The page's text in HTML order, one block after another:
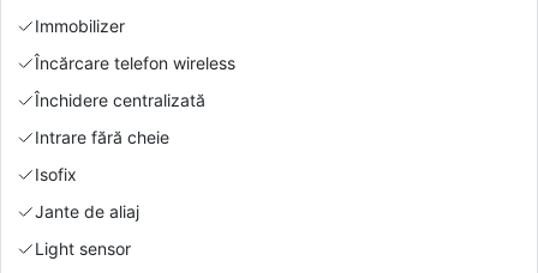
Immobilizer
Încărcare telefon wireless
Închidere centralizată
Intrare fără cheie
Isofix
Jante de aliaj
Light sensor